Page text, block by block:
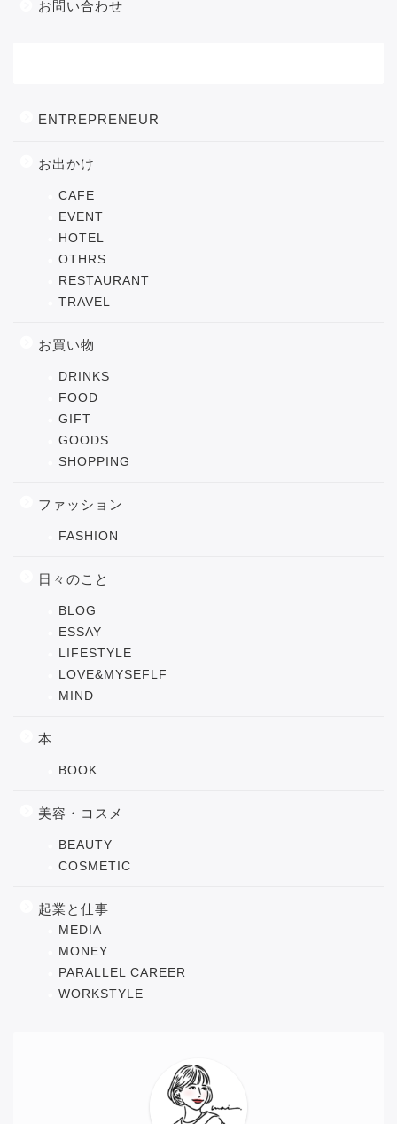
お問い合わせ
ENTREPRENEUR
お出かけ
CAFE
EVENT
HOTEL
OTHRS
RESTAURANT
TRAVEL
お買い物
DRINKS
FOOD
GIFT
GOODS
SHOPPING
ファッション
FASHION
日々のこと
BLOG
ESSAY
LIFESTYLE
LOVE&MYSEFLF
MIND
本
BOOK
美容・コスメ
BEAUTY
COSMETIC
起業と仕事
MEDIA
MONEY
PARALLEL CAREER
WORKSTYLE